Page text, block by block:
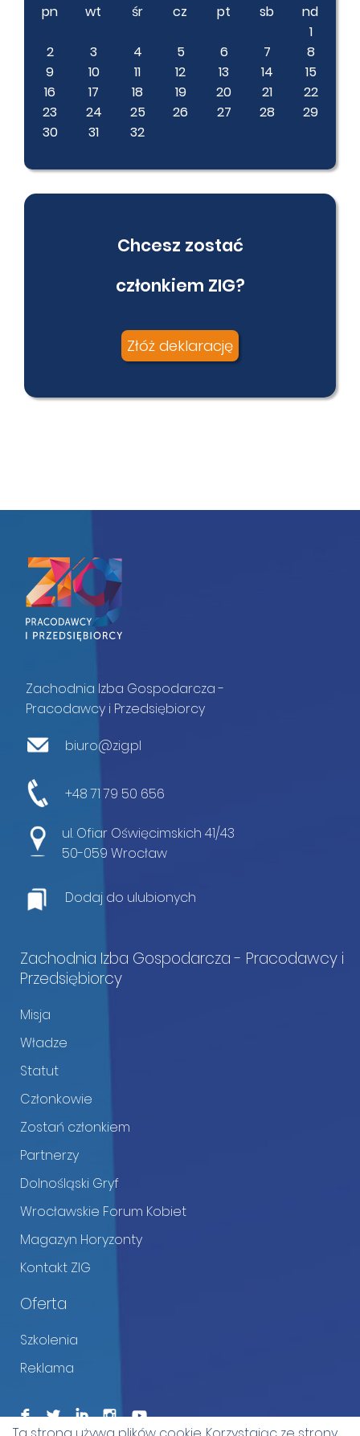
pn
wt śr cz pt sb
nd
1
2
3 4 5 6 7
8
9
10 11 12 13 14
15
16
17 18 19 20 21
22
23
24 25 26 27 28
29
30
31 32
Chcesz zostać
członkiem ZIG?
Złóż deklarację
Zachodnia Izba Gospodarcza -
Pracodawcy i Przedsiębiorcy
biuro@zig.pl
+48 71 79 50 656
ul. Ofiar Oświęcimskich 41/43
50-059 Wrocław
Dodaj do ulubionych
Zachodnia Izba Gospodarcza - Pracodawcy i
Przedsiębiorcy
Misja
Władze
Statut
Członkowie
Zostań członkiem
Partnerzy
Dolnośląski Gryf
Wrocławskie Forum Kobiet
Magazyn Horyzonty
Kontakt ZIG
Oferta
Szkolenia
Reklama
F L I I